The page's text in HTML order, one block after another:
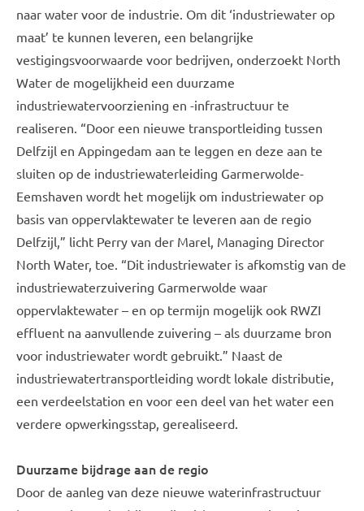
naar water voor de industrie. Om dit ‘industriewater op
maat’ te kunnen leveren, een belangrijke
vestigingsvoorwaarde voor bedrijven, onderzoekt North
Water de mogelijkheid een duurzame
industriewatervoorziening en -infrastructuur te
realiseren. “Door een nieuwe transportleiding tussen
Delfzijl en Appingedam aan te leggen en deze aan te
sluiten op de industriewaterleiding Garmerwolde-
Eemshaven wordt het mogelijk om industriewater op
basis van oppervlaktewater te leveren aan de regio
Delfzijl,” licht Perry van der Marel, Managing Director
North Water, toe. “Dit industriewater is afkomstig van de
industriewaterzuivering Garmerwolde waar
oppervlaktewater – en op termijn mogelijk ook RWZI
effluent na aanvullende zuivering – als duurzame bron
voor industriewater wordt gebruikt.” Naast de
industriewatertransportleiding wordt lokale distributie,
een verdeelstation en voor een deel van het water een
verdere opwerkingsstap, gerealiseerd.
Duurzame bijdrage aan de regio
Door de aanleg van deze nieuwe waterinfrastructuur